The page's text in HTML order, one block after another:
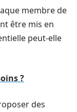
membre de
être mis en
peut-elle
?
des